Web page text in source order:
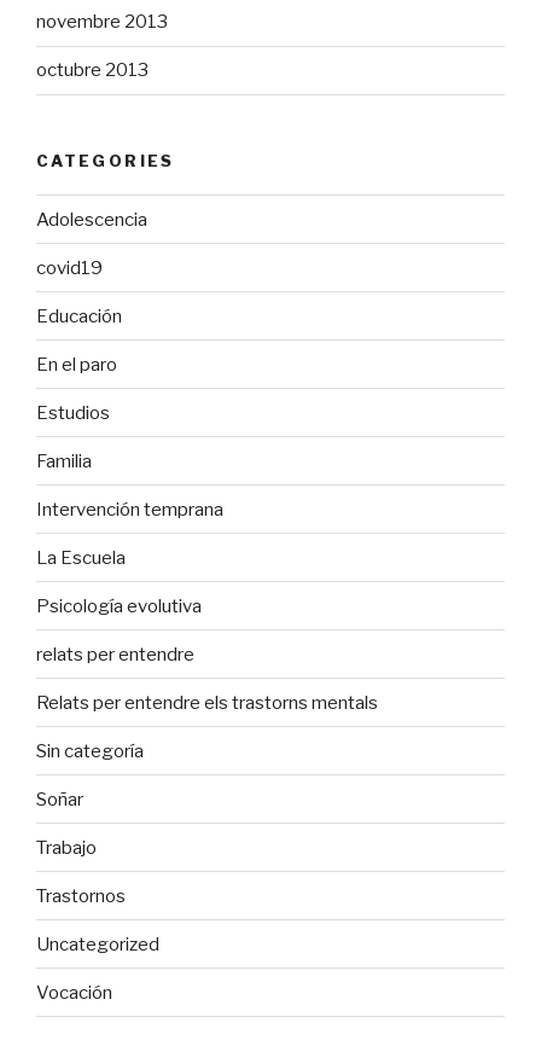
novembre 2013
octubre 2013
CATEGORIES
Adolescencia
covid19
Educación
En el paro
Estudios
Familia
Intervención temprana
La Escuela
Psicología evolutiva
relats per entendre
Relats per entendre els trastorns mentals
Sin categoría
Soñar
Trabajo
Trastornos
Uncategorized
Vocación